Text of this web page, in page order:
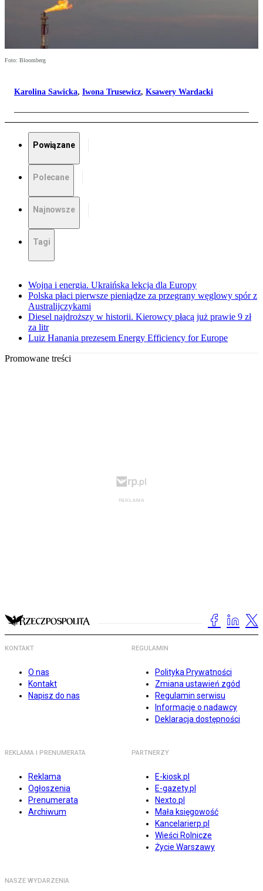
Foto: Bloomberg
Karolina Sawicka, Iwona Trusewicz, Ksawery Wardacki
Powiązane
Polecane
Najnowsze
Tagi
Wojna i energia. Ukraińska lekcja dla Europy
Polska płaci pierwsze pieniądze za przegrany węglowy spór z
Australijczykami
Diesel najdroższy w historii. Kierowcy płacą już prawie 9 zł
za litr
Luiz Hanania prezesem Energy Efficiency for Europe
Promowane treści
KONTAKT
O nas
Kontakt
Napisz do nas
REGULAMIN
Polityka Prywatności
Zmiana ustawień zgód
Regulamin serwisu
Informacje o nadawcy
Deklaracja dostępności
REKLAMA I PRENUMERATA
Reklama
Ogłoszenia
Prenumerata
Archiwum
PARTNERZY
E-kiosk.pl
E-gazety.pl
Nexto.pl
Mała księgowość
Kancelarierp.pl
Wieści Rolnicze
Życie Warszawy
NASZE WYDARZENIA